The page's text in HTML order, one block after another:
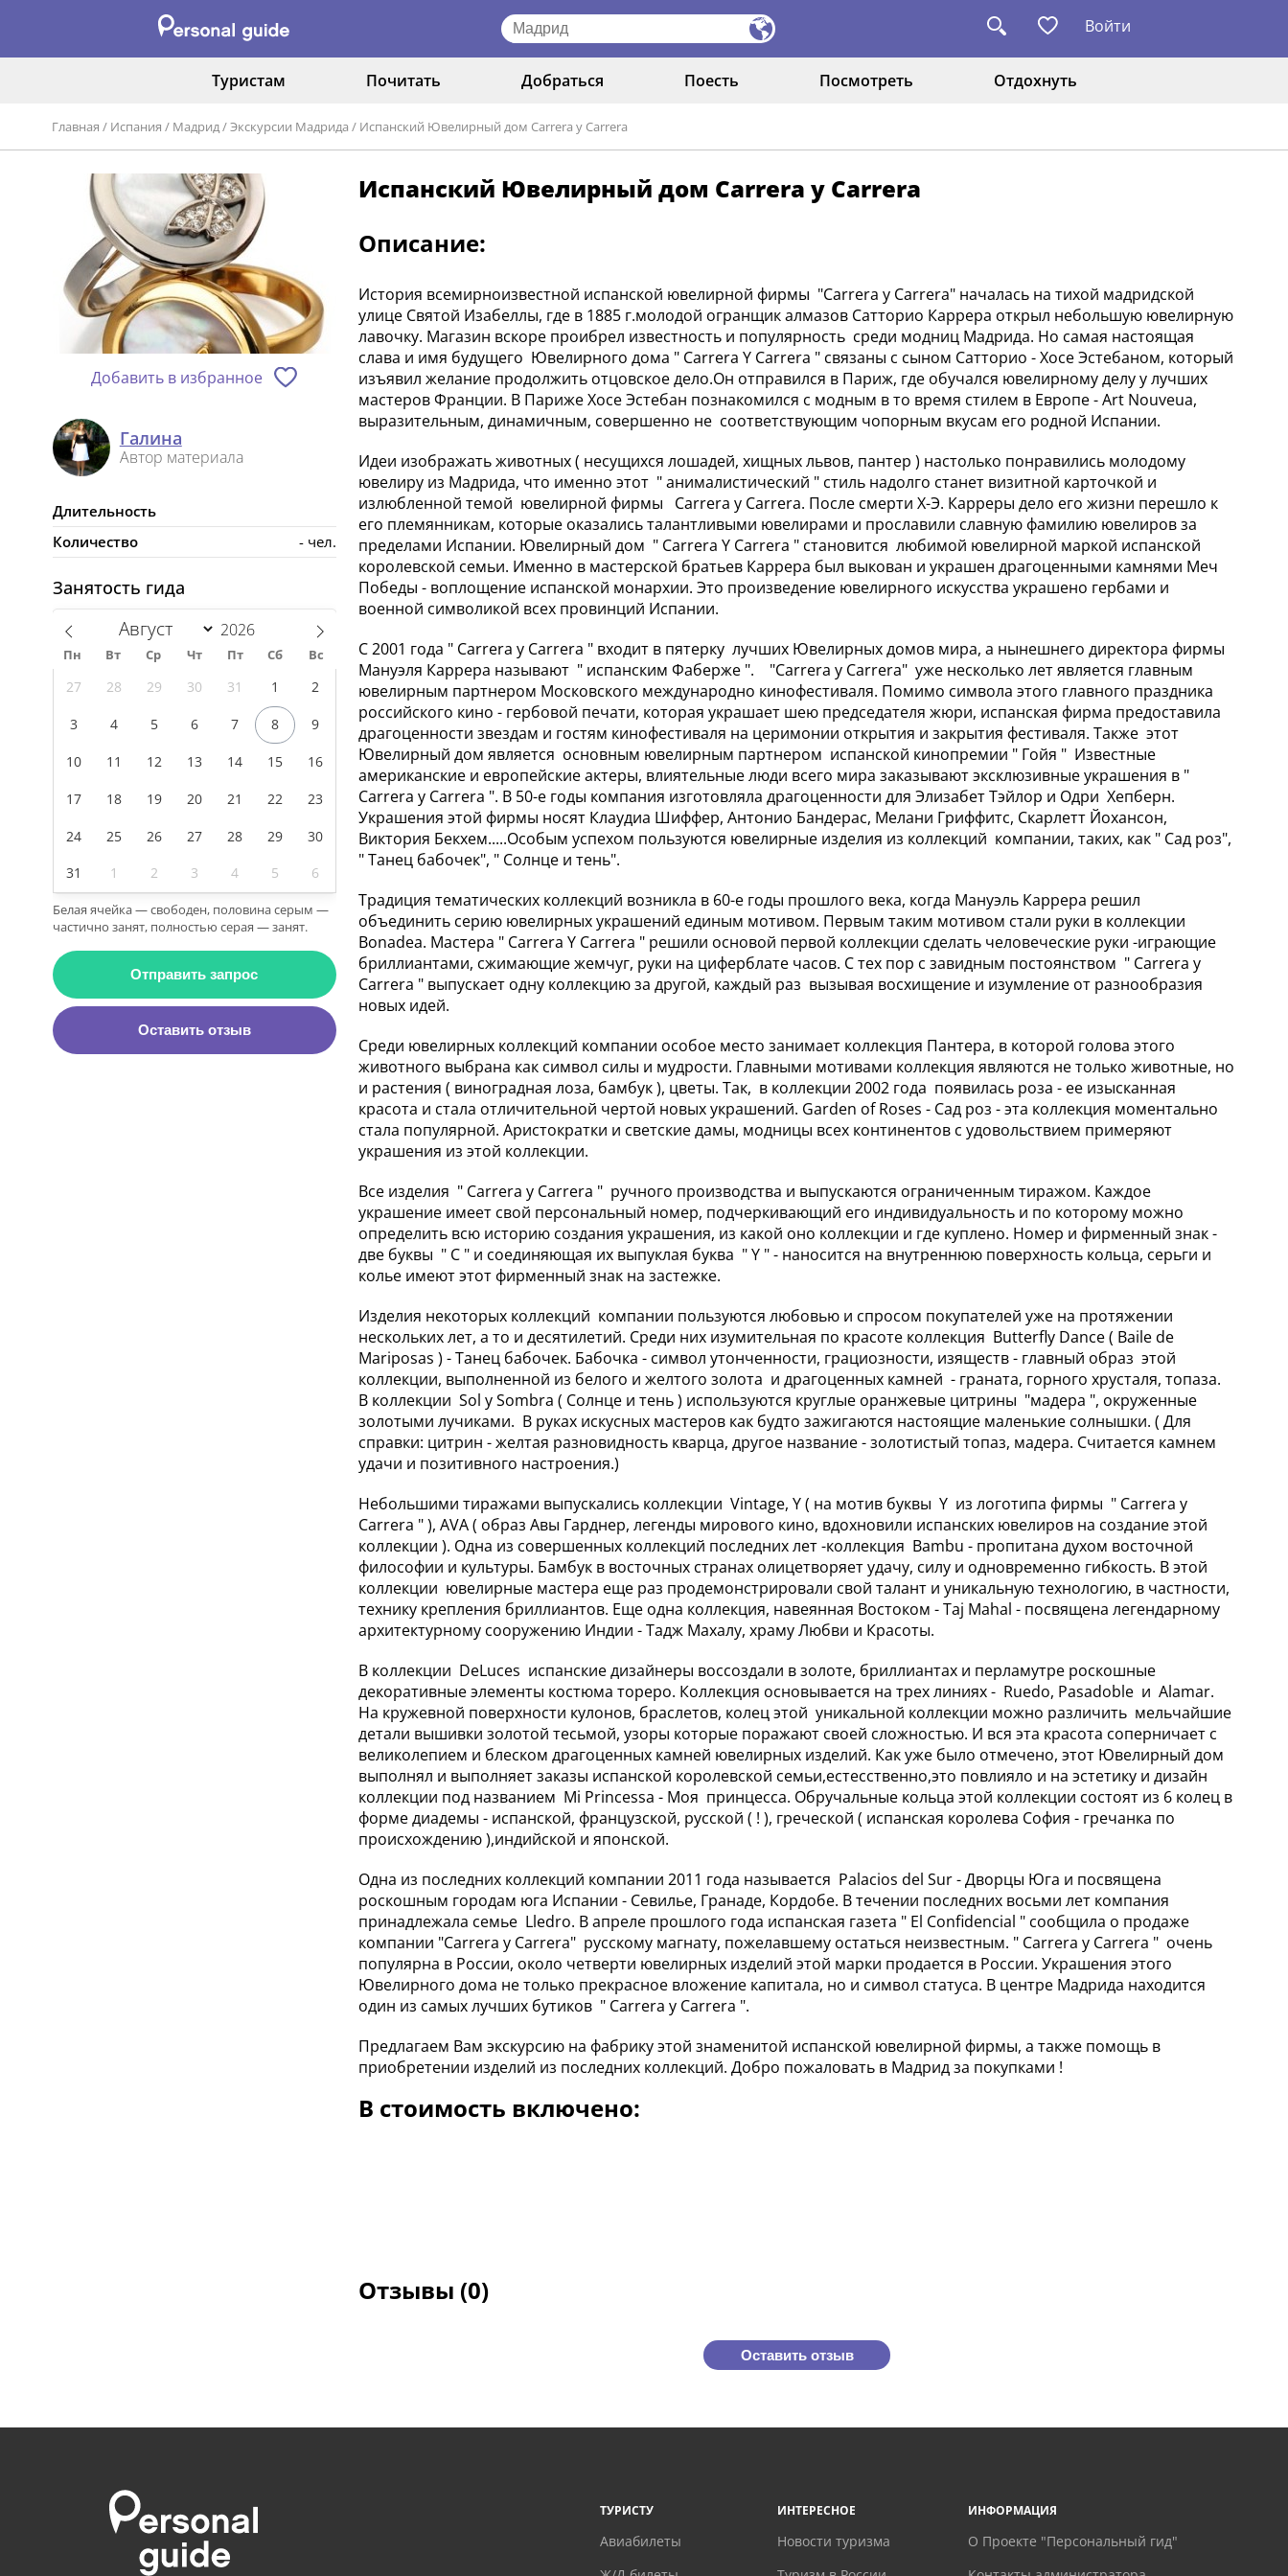
Войти
Туристам Почитать Добраться Поесть Посмотреть Отдохнуть
Главная / Испания / Мадрид/Экскурсии Мадрида / Испанский Ювелирный дом Carrera y Carrera
Добавить в избранное
Галина
Автор материала
Длительность
Количество
- чел.
Занятость гида
Пн Вт Ср Чт Пт Сб Вс
27 28 29 30 31 1 2
3 4 5 6 7 8 9
10 11 12 13 14 15 16
17 18 19 20 21 22 23
24 25 26 27 28 29 30
31 1 2 3 4 5 6
Белая ячейка — свободен, половина серым —
частично занят, полностью серая — занят.
Отправить запрос
Оставить отзыв
Испанский Ювелирный дом Carrera y Carrera
Описание:
История всемирноизвестной испанской ювелирной фирмы "Carrera y Carrera" началась на тихой мадридской
улице Святой Изабеллы, где в 1885 г.молодой огранщик алмазов Сатторио Каррера открыл небольшую ювелирную
лавочку. Магазин вскоре проибрел известность и популярность среди модниц Мадрида. Но самая настоящая
слава и имя будущего Ювелирного дома " Carrera Y Carrera " связаны с сыном Сатторио - Хосе Эстебаном, который
изъявил желание продолжить отцовское дело.Он отправился в Париж, где обучался ювелирному делу у лучших
мастеров Франции. В Париже Хосе Эстебан познакомился с модным в то время стилем в Европе - Art Nouveua,
выразительным, динамичным, совершенно не соответствующим чопорным вкусам его родной Испании.
Идеи изображать животных ( несущихся лошадей, хищных львов, пантер ) настолько понравились молодому
ювелиру из Мадрида, что именно этот " анималистический " стиль надолго станет визитной карточкой и
излюбленной темой ювелирной фирмы Carrera y Carrera. После смерти Х-Э. Карреры дело его жизни перешло к
его племянникам, которые оказались талантливыми ювелирами и прославили славную фамилию ювелиров за
пределами Испании. Ювелирный дом " Carrera Y Carrera " становится любимой ювелирной маркой испанской
королевской семьи. Именно в мастерской братьев Каррера был выкован и украшен драгоценными камнями Меч
Победы - воплощение испанской монархии. Это произведение ювелирного искусства украшено гербами и
военной символикой всех провинций Испании.
С 2001 года " Carrera y Carrera " входит в пятерку лучших Ювелирных домов мира, а нынешнего директора фирмы
Мануэля Каррера называют " испанским Фаберже ". "Carrera y Carrera" уже несколько лет является главным
ювелирным партнером Московского международно кинофестиваля. Помимо символа этого главного праздника
российского кино - гербовой печати, которая украшает шею председателя жюри, испанская фирма предоставила
драгоценности звездам и гостям кинофестиваля на церимонии открытия и закрытия фестиваля. Также этот
Ювелирный дом является основным ювелирным партнером испанской кинопремии " Гойя " Известные
американские и европейские актеры, влиятельные люди всего мира заказывают эксклюзивные украшения в "
Carrera y Carrera ". В 50-е годы компания изготовляла драгоценности для Элизабет Тэйлор и Одри Хепберн.
Украшения этой фирмы носят Клаудиа Шиффер, Антонио Бандерас, Мелани Гриффитс, Скарлетт Йохансон,
Виктория Бекхем.....Особым успехом пользуются ювелирные изделия из коллекций компании, таких, как " Сад роз",
" Танец бабочек", " Солнце и тень".
Традиция тематических коллекций возникла в 60-е годы прошлого века, когда Мануэль Каррера решил
объединить серию ювелирных украшений единым мотивом. Первым таким мотивом стали руки в коллекции
Bonadea. Мастера " Carrera Y Carrera " решили основой первой коллекции сделать человеческие руки -играющие
бриллиантами, сжимающие жемчуг, руки на циферблате часов. С тех пор с завидным постоянством " Carrera y
Carrera " выпускает одну коллекцию за другой, каждый раз вызывая восхищение и изумление от разнообразия
новых идей.
Среди ювелирных коллекций компании особое место занимает коллекция Пантера, в которой голова этого
животного выбрана как символ силы и мудрости. Главными мотивами коллекция являются не только животные, но
и растения ( виноградная лоза, бамбук ), цветы. Так, в коллекции 2002 года появилась роза - ее изысканная
красота и стала отличительной чертой новых украшений. Garden of Roses - Сад роз - эта коллекция моментально
стала популярной. Аристократки и светские дамы, модницы всех континентов с удовольствием примеряют
украшения из этой коллекции.
Все изделия " Carrera y Carrera " ручного производства и выпускаются ограниченным тиражом. Каждое
украшение имеет свой персональный номер, подчеркивающий его индивидуальность и по которому можно
определить всю историю создания украшения, из какой оно коллекции и где куплено. Номер и фирменный знак -
две буквы " C " и соединяющая их выпуклая буква " Y " - наносится на внутреннюю поверхность кольца, серьги и
колье имеют этот фирменный знак на застежке.
Изделия некоторых коллекций компании пользуются любовью и спросом покупателей уже на протяжении
нескольких лет, а то и десятилетий. Среди них изумительная по красоте коллекция Butterfly Dance ( Baile de
Mariposas ) - Танец бабочек. Бабочка - символ утонченности, грациозности, изяществ - главный образ этой
коллекции, выполненной из белого и желтого золота и драгоценных камней - граната, горного хрусталя, топаза.
В коллекции Sol y Sombra ( Солнце и тень ) используются круглые оранжевые цитрины "мадера ", окруженные
золотыми лучиками. В руках искусных мастеров как будто зажигаются настоящие маленькие солнышки. ( Для
справки: цитрин - желтая разновидность кварца, другое название - золотистый топаз, мадера. Считается камнем
удачи и позитивного настроения.)
Небольшими тиражами выпускались коллекции Vintage, Y ( на мотив буквы Y из логотипа фирмы " Carrera y
Carrera " ), AVA ( образ Авы Гарднер, легенды мирового кино, вдохновили испанских ювелиров на создание этой
коллекции ). Одна из совершенных коллекций последних лет -коллекция Bambu - пропитана духом восточной
философии и культуры. Бамбук в восточных странах олицетворяет удачу, силу и одновременно гибкость. В этой
коллекции ювелирные мастера еще раз продемонстрировали свой талант и уникальную технологию, в частности,
технику крепления бриллиантов. Еще одна коллекция, навеянная Востоком - Taj Mahal - посвящена легендарному
архитектурному сооружению Индии - Тадж Махалу, храму Любви и Красоты.
В коллекции DeLuces испанские дизайнеры воссоздали в золоте, бриллиантах и перламутре роскошные
декоративные элементы костюма тореро. Коллекция основывается на трех линиях - Ruedo, Pasadoble и Alamar.
На кружевной поверхности кулонов, браслетов, колец этой уникальной коллекции можно различить мельчайшие
детали вышивки золотой тесьмой, узоры которые поражают своей сложностью. И вся эта красота соперничает с
великолепием и блеском драгоценных камней ювелирных изделий. Как уже было отмечено, этот Ювелирный дом
выполнял и выполняет заказы испанской королевской семьи,естесственно,это повлияло и на эстетику и дизайн
коллекции под названием Mi Princessa - Моя принцесса. Обручальные кольца этой коллекции состоят из 6 колец в
форме диадемы - испанской, французской, русской ( ! ), греческой ( испанская королева София - гречанка по
происхождению ),индийской и японской.
Одна из последних коллекций компании 2011 года называется Palacios del Sur - Дворцы Юга и посвящена
роскошным городам юга Испании - Севилье, Гранаде, Кордобе. В течении последних восьми лет компания
принадлежала семье Lledro. В апреле прошлого года испанская газета " El Confidencial " сообщила о продаже
компании "Carrera y Carrera" русскому магнату, пожелавшему остаться неизвестным. " Carrera y Carrera " очень
популярна в России, около четверти ювелирных изделий этой марки продается в России. Украшения этого
Ювелирного дома не только прекрасное вложение капитала, но и символ статуса. В центре Мадрида находится
один из самых лучших бутиков " Carrera y Carrera ".
Предлагаем Вам экскурсию на фабрику этой знаменитой испанской ювелирной фирмы, а также помощь в
приобретении изделий из последних коллекций. Добро пожаловать в Мадрид за покупками !
В стоимость включено:
Отзывы (0)
Оставить отзыв
ТУРИСТУ
Авиабилеты
ИНТЕРЕСНОЕ
Новости туризма
ИНФОРМАЦИЯ
О Проекте "Персональный гид"